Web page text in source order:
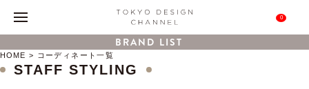
0
BRAND LIST
HOME コーディネート一覧
STAFF STYLING